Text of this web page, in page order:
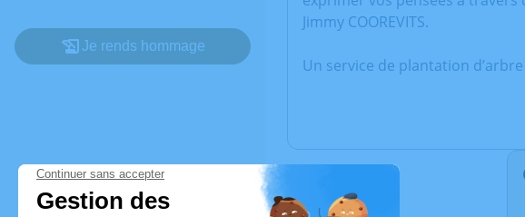
Je rends hommage
Jimmy COOREVITS.
Un service de plantation